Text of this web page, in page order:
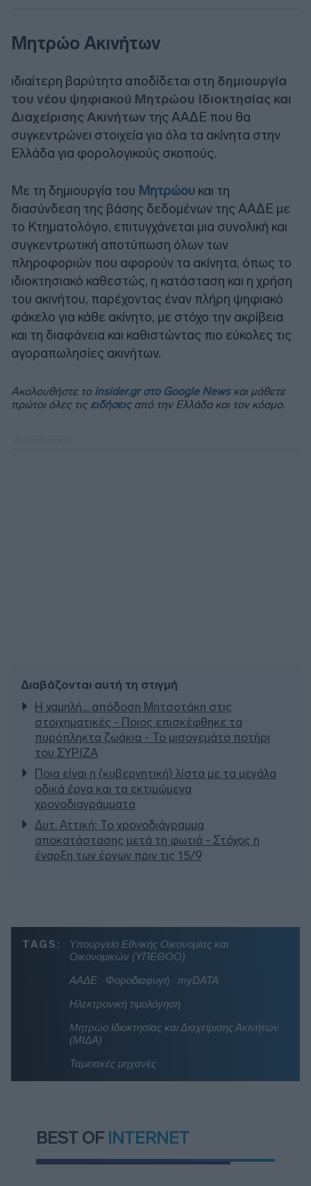
Μητρώο Ακινήτων
ιδιαίτερη βαρύτητα αποδίδεται στη δημιουργία
του νέου ψηφιακού Μητρώου Ιδιοκτησίας και
Διαχείρισης Ακινήτων της ΑΑΔΕ που θα
συγκεντρώνει στοιχεία για όλα τα ακίνητα στην
Ελλάδα για φορολογικούς σκοπούς.
Με τη δημιουργία του Μητρώου και τη
διασύνδεση της βάσης δεδομένων της ΑΑΔΕ με
το Κτηματολόγιο, επιτυγχάνεται μια συνολική και
συγκεντρωτική αποτύπωση όλων των
πληροφοριών που αφορούν τα ακίνητα, όπως το
ιδιοκτησιακό καθεστώς, η κατάσταση και η χρήση
του ακινήτου, παρέχοντας έναν πλήρη ψηφιακό
φάκελο για κάθε ακίνητο, με στόχο την ακρίβεια
και τη διαφάνεια και καθιστώντας πιο εύκολες τις
αγοραπωλησίες ακινήτων.
Ακολουθήστε το insider.gr στο Google Newsκαι μάθετε
πρώτοι όλες τις ειδήσειςαπό την Ελλάδα και τον κόσμο.
Διαβάζονται αυτή τη στιγμή
Η χαμηλή… απόδοση Μητσοτάκη στις
στοιχηματικές - Ποιος επισκέφθηκε τα
πυρόπληκτα ζωάκια - Το μισογεμάτο ποτήρι
του ΣΥΡΙΖΑ
Ποια είναι η (κυβερνητική) λίστα με τα μεγάλα
οδικά έργα και τα εκτιμώμενα
χρονοδιαγράμματα
Δυτ. Αττική: Το χρονοδιάγραμμα
αποκατάστασης μετά τη φωτιά - Στόχος η
έναρξη των έργων πριν τις 15/9
TAGS:
Υπουργείο Εθνικής Οικονομίας και
Οικονομικών (ΥΠΕΘΟΟ)
ΑΑΔΕ
Φοροδιαφυγή
myDATA
Ηλεκτρονική τιμολόγηση
Μητρώο Ιδιοκτησίας και Διαχείρισης Ακινήτων
(ΜΙΔΑ)
Ταμειακές μηχανές
BEST OF INTERNET